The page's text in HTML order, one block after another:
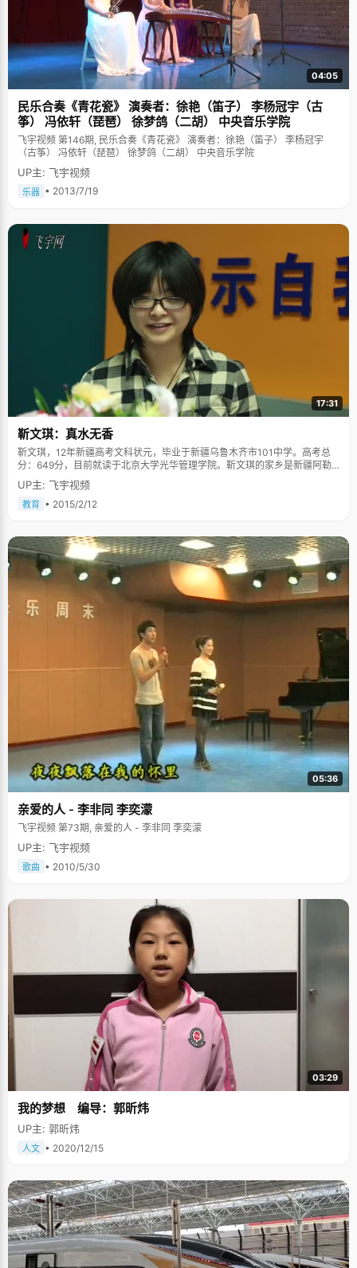
04:05
民乐合奏《青花瓷》 演奏者：徐艳（笛子） 李杨冠宇（古
筝） 冯依轩（琵琶） 徐梦鸽（二胡） 中央音乐学院
飞宇视频 第146期, 民乐合奏《青花瓷》 演奏者：徐艳（笛子） 李杨冠宇
（古筝） 冯依轩（琵琶） 徐梦鸽（二胡） 中央音乐学院
UP主: 飞宇视频
乐器 • 2013/7/19
17:31
靳文琪：真水无香
靳文琪，12年新疆高考文科状元，毕业于新疆乌鲁木齐市101中学。高考总
分：649分，目前就读于北京大学光华管理学院。靳文琪的家乡是新疆阿勒
泰，那里美丽的自然风光和质朴的民风都对文琪影响很大。在采访过程中，
能感受到尽管她笑容里都是害羞，但是眼神里都是真诚。 靳文琪小时候最喜
欢做的事情就是去河边捡石头，美丽的额尔齐斯河距离靳文琪的家只有50多
后，做成项链，一直带在身边。 靳文琪小的时候，妈妈就会培养她多看书的
好习惯。小的时候，靳文琪读童话，再后来读散文和小说，现在的她则更爱
诗歌。看书的类型也从充满趣味性到有深度发生着这样的改变，但是爱看故
事这个爱好没有改。外婆的为人处世、待人接物也会很影响文琪，在她看
来，老人都是充满智慧的，自己想不明白的事情，外婆的一句话就能让文琪
明白过来。 从小到大，靳文琪一直保持着不俗的学习成绩，在文理分科之
后，更加专注，她的好成绩越发明显。谈到自己的学习方法和经验，靳文琪
认为对自己影响最大的就是坚持。"不管是数学的改错本，英语的单词本，语
文的积累本，坚持记录下来真的很难。假如只是心血来潮的记录一段时间然
后又放下，这样也起不到任何作用。"靳文琪这样总结。得知自己是状元的时
候，靳文琪很惊喜，但是妈妈和外婆的开心程度远远大过她。而班主任刘老
师送给自己的一幅字，真水无香，让靳文琪十分珍惜，视为珍宝。 来到北大
的生活，靳文琪确实经历了很长一段时间的不适应。来自较为偏远地区的
她，和身边的同学在生活方式上都存在一定的差距，这曾经让靳文琪觉得难
以适从。但是还好，她自己积极调节这样的坏情绪，找辅导员聊天，认识更
多的朋友，现在的靳文琪已经完全适应并喜欢着在北大的生活。回想起大一
的那些看似灰沉沉的时光，她只会心疼自己浪费了太多的时间在懊恼上。现
在的靳文琪，迷上了乌克里里这个乐器，她会平衡好自己的时间，参加社
团，完成学业，看书，读诗，听音乐，练习乐器，靳文琪样样都能完成的很
好。 小的时候，靳文琪曾经有个梦想，就是学好语言，然后去做世纪大邮轮
看来那是一种十分自由的生活。 未来的生活，靳文琪希望自己，不管生活多
么忙碌，多么劳累，都能诗意地生活。即使生活会有一段时间的不如意，她
也希望自己爱这个世界，而不是怀有抱怨。
UP主: 飞宇视频
教育 • 2015/2/12
05:36
亲爱的人 - 李非同 李奕濛
飞宇视频 第73期, 亲爱的人 - 李非同 李奕濛
UP主: 飞宇视频
歌曲 • 2010/5/30
03:29
我的梦想 编导：郭昕炜
UP主: 郭昕炜
人文 • 2020/12/15